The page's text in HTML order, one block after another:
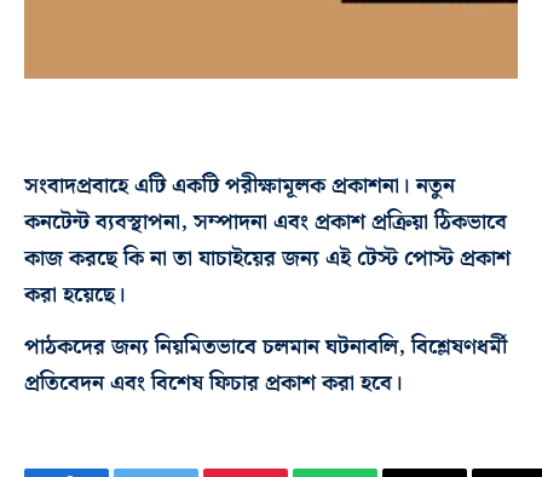
সংবাদপ্রবাহে এটি একটি পরীক্ষামূলক প্রকাশনা। নতুন
কনটেন্ট ব্যবস্থাপনা, সম্পাদনা এবং প্রকাশ প্রক্রিয়া ঠিকভাবে
কাজ করছে কি না তা যাচাইয়ের জন্য এই টেস্ট পোস্ট প্রকাশ
করা হয়েছে।
পাঠকদের জন্য নিয়মিতভাবে চলমান ঘটনাবলি, বিশ্লেষণধর্মী
প্রতিবেদন এবং বিশেষ ফিচার প্রকাশ করা হবে।